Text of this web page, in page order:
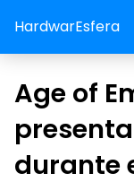
HardwarEsfera
Age of
durante